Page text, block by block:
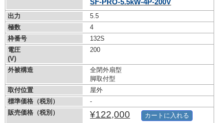
SF-PRO-5.5kW-4P-200V
出力
5.5
極数
4
枠番号
132S
電圧
(V)
200
外被構造
全閉外扇型
脚取付型
取付位置
屋外
標準価格（税別）
-
販売価格（税別）
¥122,000 カートに入れる